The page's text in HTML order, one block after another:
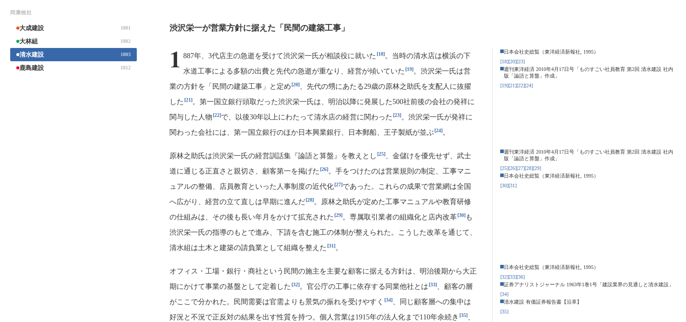
同業他社
大成建設 1801
大林組 1802
清水建設 1803
鹿島建設 1812
渋沢栄一が営業方針に据えた「民間の建築工事」
1 887年、3代店主の急逝を受けて渋沢栄一氏が相談役に就いた [18]。当時の清水店は横浜の下
水道工事による多額の出費と先代の急逝が重なり、経営が傾いていた [19]。渋沢栄一氏は営
業の方針を「民間の建築工事」と定め[20]、先代の甥にあたる29歳の原林之助氏を支配人に抜擢
した [21]。第一国立銀行頭取だった渋沢栄一氏は、明治以降に発展した500社前後の会社の発祥に
関与した人物[22]で、以後30年以上にわたって清水店の経営に関わった [23]。渋沢栄一氏が発祥に
関わった会社には、第一国立銀行のほか日本興業銀行、日本郵船、王子製紙が並ぶ[24]。
日本会社史総覧（東洋経済新報社, 1995）
[18][20][23]
週刊東洋経済 2010年4月17日号「ものすごい社員教育 第2回 清水建設 社内
版「論語と算盤」作成」
[19][21][22][24]
原林之助氏は渋沢栄一氏の経営訓話集『論語と算盤』を教えとし [25]、金儲けを優先せず、武士
道に通じる正直さと親切さ、顧客第一を掲げた [26]。手をつけたのは営業規則の制定、工事マニ
ュアルの整備、店員教育といった人事制度の近代化[27]であった。これらの成果で営業網は全国
へ広がり、経営の立て直しは早期に進んだ[28]。原林之助氏が定めた工事マニュアルや教育研修
の仕組みは、その後も長い年月をかけて拡充された [29]。専属取引業者の組織化と店内改革[30]も
渋沢栄一氏の指導のもとで進み、下請を含む施工の体制が整えられた。こうした改革を通じて、
清水組は土木と建築の請負業として組織を整えた [31]。
週刊東洋経済 2010年4月17日号「ものすごい社員教育 第2回 清水建設 社内
版「論語と算盤」作成」
[25][26][27][28][29]
日本会社史総覧（東洋経済新報社, 1995）
[30][31]
オフィス・工場・銀行・商社という民間の施主を主要な顧客に据える方針は、明治後期から大正
期にかけて事業の基盤として定着した [32]。官公庁の工事に依存する同業他社とは[33]、顧客の層
がここで分かれた。民間需要は官需よりも景気の振れを受けやすく [34]、同じ顧客層への集中は
好況と不況で正反対の結果を出す性質を持つ。個人営業は1915年の法人化まで110年余続き [35]、
日本会社史総覧（東洋経済新報社, 1995）
[32][33][36]
証券アナリストジャーナル 1963年1巻1号「建設業界の見通しと清水建設」
[34]
清水建設 有価証券報告書【沿革】
[35]